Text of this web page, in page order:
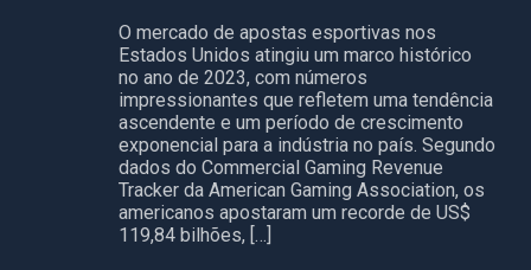
O mercado de apostas esportivas nos
Estados Unidos atingiu um marco histórico
no ano de 2023, com números
impressionantes que refletem uma tendência
ascendente e um período de crescimento
exponencial para a indústria no país. Segundo
dados do Commercial Gaming Revenue
Tracker da American Gaming Association, os
americanos apostaram um recorde de US$
119,84 bilhões, […]